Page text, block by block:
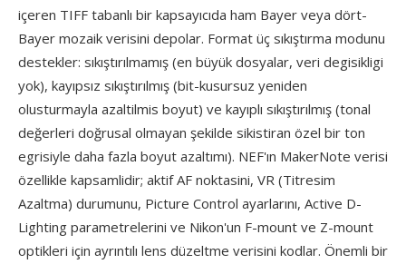
içeren TIFF tabanlı bir kapsayıcıda ham Bayer veya dört-
Bayer mozaik verisini depolar. Format üç sıkıştırma modunu
destekler: sıkıştırılmamış (en büyük dosyalar, veri degisikligi
yok), kayıpsız sıkıştırılmış (bit-kusursuz yeniden
olusturmayla azaltilmis boyut) ve kayıplı sıkıştırılmış (tonal
değerleri doğrusal olmayan şekilde sikistiran özel bir ton
egrisiyle daha fazla boyut azaltımı). NEF'ın MakerNote verisi
özellikle kapsamlidir; aktif AF noktasini, VR (Titresim
Azaltma) durumunu, Picture Control ayarlarını, Active D-
Lighting parametrelerini ve Nikon'un F-mount ve Z-mount
optikleri için ayrıntılı lens düzeltme verisini kodlar. Önemli bir